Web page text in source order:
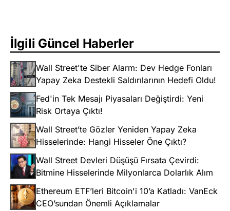
İlgili Güncel Haberler
Wall Street'te Siber Alarm: Dev Hedge Fonları
Yapay Zeka Destekli Saldırılarının Hedefi Oldu!
Fed'in Tek Mesajı Piyasaları Değiştirdi: Yeni
Risk Ortaya Çıktı!
Wall Street’te Gözler Yeniden Yapay Zeka
Hisselerinde: Hangi Hisseler Öne Çıktı?
Wall Street Devleri Düşüşü Fırsata Çevirdi:
Bitmine Hisselerinde Milyonlarca Dolarlık Alım
Ethereum ETF’leri Bitcoin'i 10’a Katladı: VanEck
CEO’sundan Önemli Açıklamalar